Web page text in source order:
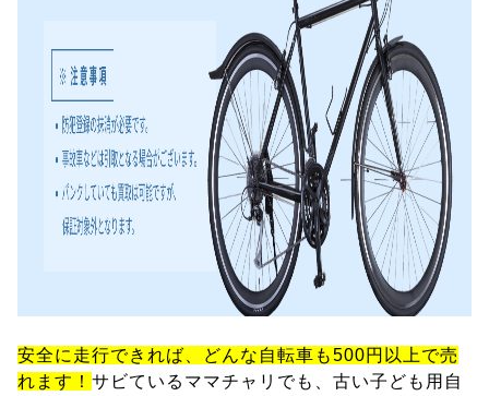
安全に走行できれば、どんな自転車も500円以上で売
れます！ サビているママチャリでも、古い子ども用自